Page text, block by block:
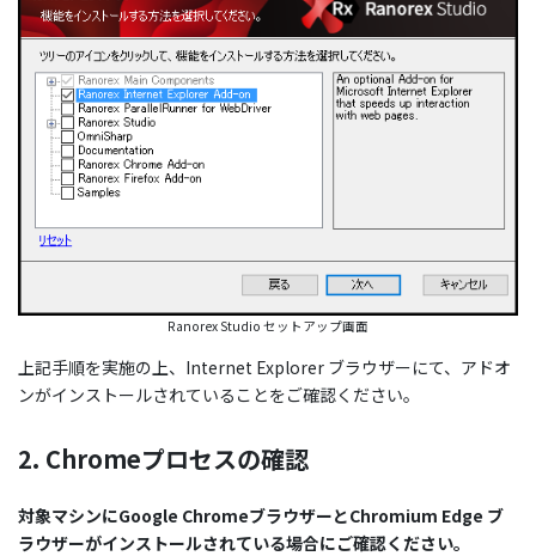
Ranorex Studio セットアップ画面
上記手順を実施の上、Internet Explorer ブラウザーにて、アドオ
ンがインストールされていることをご確認ください。
2. Chromeプロセスの確認
対象マシンにGoogle ChromeブラウザーとChromium Edge ブ
ラウザーがインストールされている場合にご確認ください。